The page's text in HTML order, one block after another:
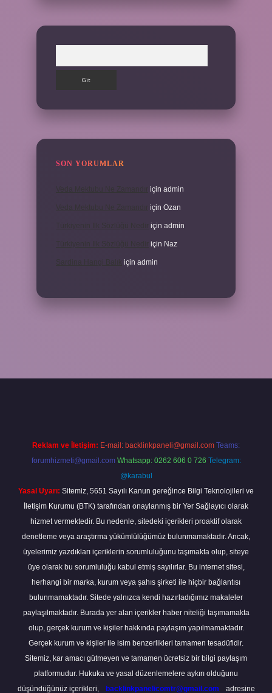
SON YORUMLAR
için admin
için Ozan
için admin
için Naz
için admin
Reklam ve İletişim: E-mail: backlinkpaneli@gmail.com Teams:
forumhizmeti@gmail.com Whatsapp: 0262 606 0 726 Telegram:
@karabul
Yasal Uyarı: Sitemiz, 5651 Sayılı Kanun gereğince Bilgi Teknolojileri ve
İletişim Kurumu (BTK) tarafından onaylanmış bir Yer Sağlayıcı olarak
hizmet vermektedir. Bu nedenle, sitedeki içerikleri proaktif olarak
denetleme veya araştırma yükümlülüğümüz bulunmamaktadır. Ancak,
üyelerimiz yazdıkları içeriklerin sorumluluğunu taşımakta olup, siteye
üye olarak bu sorumluluğu kabul etmiş sayılırlar. Bu internet sitesi,
herhangi bir marka, kurum veya şahıs şirketi ile hiçbir bağlantısı
bulunmamaktadır. Sitede yalnızca kendi hazırladığımız makaleler
paylaşılmaktadır. Burada yer alan içerikler haber niteliği taşımamakta
olup, gerçek kurum ve kişiler hakkında paylaşım yapılmamaktadır.
Gerçek kurum ve kişiler ile isim benzerlikleri tamamen tesadüfidir.
Sitemiz, kar amacı gütmeyen ve tamamen ücretsiz bir bilgi paylaşım
platformudur. Hukuka ve yasal düzenlemelere aykırı olduğunu
düşündüğünüz içerikleri,
backlinkpanelicomtr@gmail.com adresine